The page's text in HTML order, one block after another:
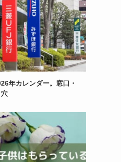
年カレンダー。窓口・